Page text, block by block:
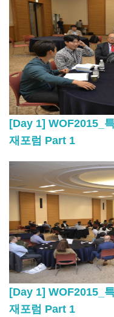
[Day 1] WOF2015_
재포럼 Part 1
[Day 1] WOF2015_
재포럼 Part 1